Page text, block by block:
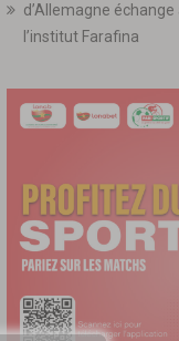
d’Allemagne
l’institut Farafina